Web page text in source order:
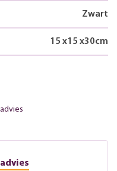
Zwart
15 x15 x30cm